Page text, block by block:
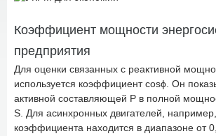
Коэффициент мощности
предприятия
Для оценки связанных с реактивной
используется коэффициент cosϕ. Он
активной составляющей Р в полной
S. Для асинхронных двигателей,
коэффициента находится в диапазоне от